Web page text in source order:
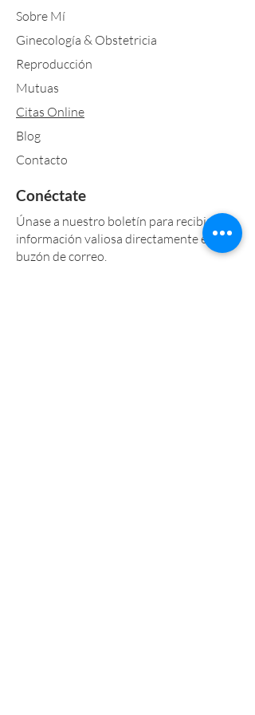
Sobre Mí
Ginecología & Obstetricia
Reproducción
Mutuas
Citas Online
Blog
Contacto
Conéctate
Únase a nuestro boletín para recibir
información valiosa directamente en su
buzón de correo.